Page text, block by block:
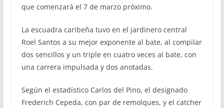
que comenzará el 7 de marzo próximo.
La escuadra caribeña tuvo en el jardinero central
Roel Santos a su mejor exponente al bate, al compilar
dos sencillos y un triple en cuatro veces al bate, con
una carrera impulsada y dos anotadas.
Según el estadístico Carlos del Pino, el designado
Frederich Cepeda, con par de remolques, y el catcher